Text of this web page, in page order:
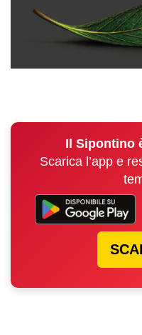
Il Sipontino
Scarica l’app e